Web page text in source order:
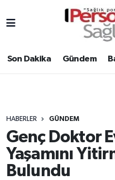
Son Dakika Gündem
HABERLER GÜNDEM
Genç Doktor
Yaşamını
Bulundu
Gündem
Atamalar
Mevzuat
Nöbetçi Eczaneler
Hava Durumu
Tüm Manşetler
Son Dakika Haberleri